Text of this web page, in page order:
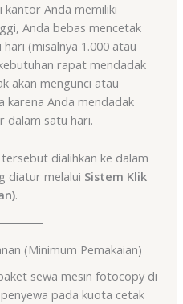
Anda memiliki
Anda bebas mencetak
(misalnya 1.000 atau
rapat mendadak
akan mengunci atau
karena Anda mendadak
dalam satu hari.
dialihkan ke dalam
diatur melalui Sistem Klik
.
(Minimum Pemakaian)
sewa mesin fotocopy di
pada kuota cetak